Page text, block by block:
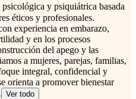
y psiquiátrica basada
éticos y profesionales.
experiencia en embarazo,
y en los procesos
del apego y las
a mujeres, parejas, familias,
integral, confidencial y
orienta a promover bienestar
Ver todo